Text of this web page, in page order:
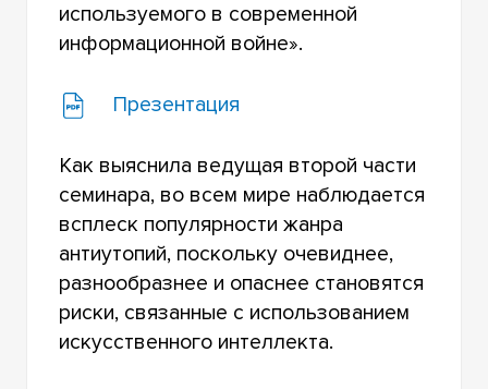
используемого в современной
информационной войне».
Презентация
Как выяснила ведущая второй части
семинара, во всем мире наблюдается
всплеск популярности жанра
антиутопий, поскольку очевиднее,
разнообразнее и опаснее становятся
риски, связанные с использованием
искусственного интеллекта.